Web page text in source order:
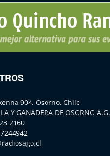
904, Osorno, Chile
Y GANADERA DE OSORNO A.G.
2160